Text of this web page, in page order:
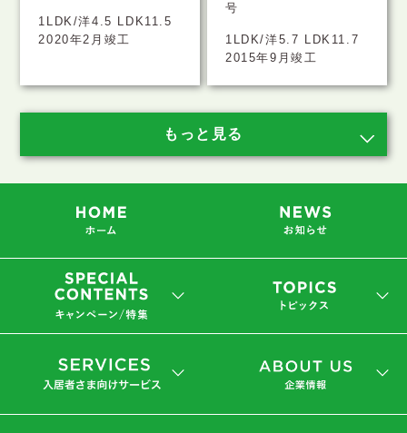
1LDK/洋4.5 LDK11.5
2020年2月竣工
号
1LDK/洋5.7 LDK11.7
2015年9月竣工